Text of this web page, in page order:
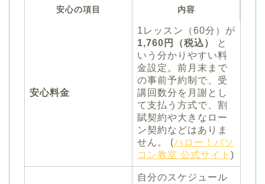
安心の項目 内容
安心料金
1レッスン（60分）が
1,760円（税込）
と
いう分かりやすい料
金設定。前月末まで
の事前予約制で、受
講回数分を月謝とし
て支払う方式で、割
賦契約や大きなロー
ン契約などはありま
せん。 (ハロー！パソ
コン教室 公式サイト )
自分のスケジュール